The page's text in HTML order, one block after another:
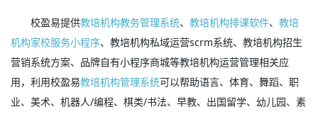
校盈易提供教培机构教务管理系统、教培机构排课软件、教培
机构家校服务小程序、教培机构私域运营scrm系统、教培机构招生
营销系统方案、品牌自有小程序商城等教培机构运营管理相关应
用，利用校盈易教培机构管理系统可以帮助语言、体育、舞蹈、职
业、美术、机器人/编程、棋类/书法、早教、出国留学、幼儿园、素